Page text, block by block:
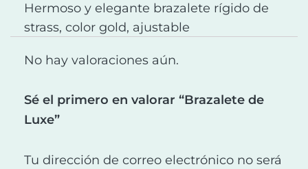
Hermoso y elegante brazalete rígido de
strass, color gold, ajustable
No hay valoraciones aún.
Sé el primero en valorar “Brazalete de
Luxe”
Tu dirección de correo electrónico no será